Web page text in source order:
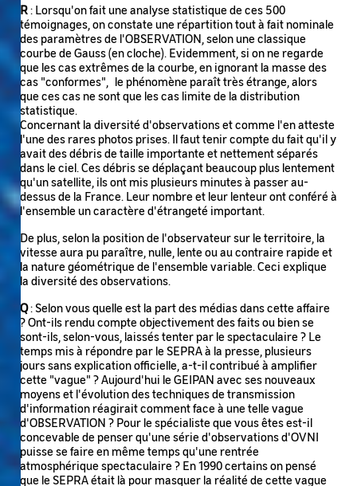
R: Lorsqu'on fait une analyse statistique de ces 500
témoignages, on constate une répartition tout à fait nominale
des paramètres de l'OBSERVATION, selon une classique
courbe de Gauss (en cloche). Evidemment, si on ne regarde
que les cas extrêmes de la courbe, en ignorant la masse des
cas "conformes", le phénomène paraît très étrange, alors
que ces cas ne sont que les cas limite de la distribution
statistique.
Concernant la diversité d'observations et comme l'en atteste
l'une des rares photos prises. Il faut tenir compte du fait qu'il y
avait des débris de taille importante et nettement séparés
dans le ciel. Ces débris se déplaçant beaucoup plus lentement
qu'un satellite, ils ont mis plusieurs minutes à passer au-
dessus de la France. Leur nombre et leur lenteur ont conféré à
l'ensemble un caractère d'étrangeté important.
De plus, selon la position de l'observateur sur le territoire, la
vitesse aura pu paraître, nulle, lente ou au contraire rapide et
la nature géométrique de l'ensemble variable. Ceci explique
la diversité des observations.
Q: Selon vous quelle est la part des médias dans cette affaire
? Ont-ils rendu compte objectivement des faits ou bien se
sont-ils, selon-vous, laissés tenter par le spectaculaire ? Le
temps mis à répondre par le SEPRA à la presse, plusieurs
jours sans explication officielle, a-t-il contribué à amplifier
cette "vague" ? Aujourd'hui le GEIPAN avec ses nouveaux
moyens et l'évolution des techniques de transmission
d'information réagirait comment face à une telle vague
d'OBSERVATION ? Pour le spécialiste que vous êtes est-il
concevable de penser qu'une série d'observations d'OVNI
puisse se faire en même temps qu'une rentrée
atmosphérique spectaculaire ? En 1990 certains on pensé
que le SEPRA était là pour masquer la réalité de cette vague